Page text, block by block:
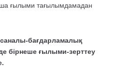
ғылыми тағылымдамадан
бағдарламалық
бірнеше ғылыми-зерттеу